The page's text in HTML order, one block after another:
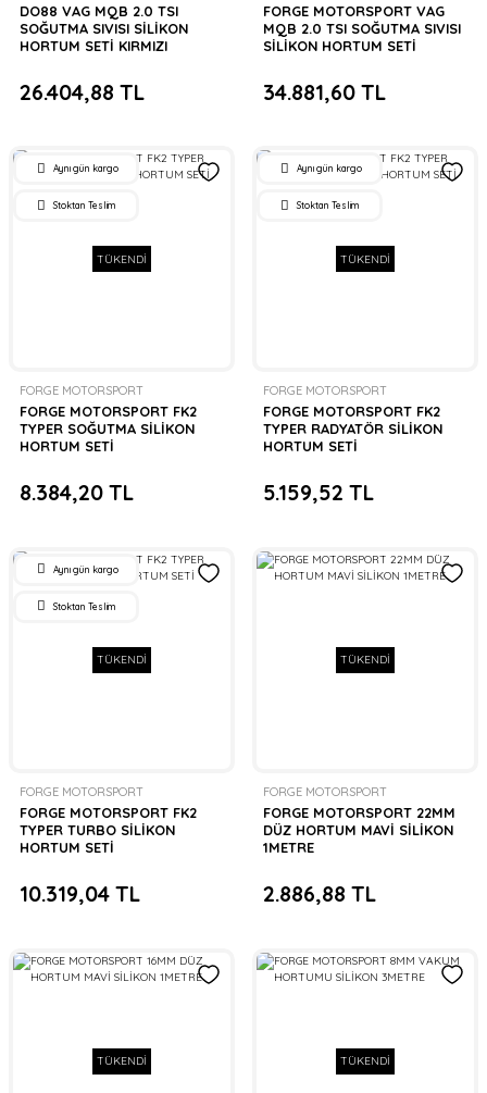
DO88 VAG MQB 2.0 TSI
SOĞUTMA SIVISI SİLİKON
HORTUM SETİ KIRMIZI
26.404,88 TL
FORGE MOTORSPORT VAG
MQB 2.0 TSI SOĞUTMA SIVISI
SİLİKON HORTUM SETİ
34.881,60 TL
TÜKENDİ
Aynı gün kargo
Stoktan Teslim
FORGE MOTORSPORT
FORGE MOTORSPORT FK2
TYPER SOĞUTMA SİLİKON
HORTUM SETİ
8.384,20 TL
TÜKENDİ
Aynı gün kargo
Stoktan Teslim
FORGE MOTORSPORT
FORGE MOTORSPORT FK2
TYPER RADYATÖR SİLİKON
HORTUM SETİ
5.159,52 TL
TÜKENDİ
Aynı gün kargo
Stoktan Teslim
FORGE MOTORSPORT
FORGE MOTORSPORT FK2
TYPER TURBO SİLİKON
HORTUM SETİ
10.319,04 TL
TÜKENDİ
FORGE MOTORSPORT
FORGE MOTORSPORT 22MM
DÜZ HORTUM MAVİ SİLİKON
1METRE
2.886,88 TL
TÜKENDİ TÜKENDİ